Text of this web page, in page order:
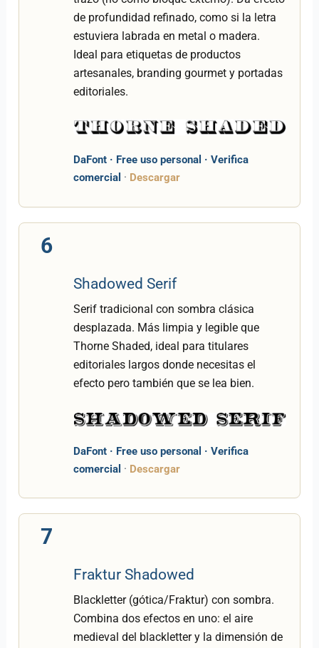
de profundidad refinado, como si la letra
estuviera labrada en metal o madera.
Ideal para etiquetas de productos
artesanales, branding gourmet y portadas
editoriales.
DaFont · Free uso personal · Verifica
comercial · Descargar
6
Shadowed Serif
Serif tradicional con sombra clásica
desplazada. Más limpia y legible que
Thorne Shaded, ideal para titulares
editoriales largos donde necesitas el
efecto pero también que se lea bien.
DaFont · Free uso personal · Verifica
comercial · Descargar
7
Fraktur Shadowed
Blackletter (gótica/Fraktur) con sombra.
Combina dos efectos en uno: el aire
medieval del blackletter y la dimensión de